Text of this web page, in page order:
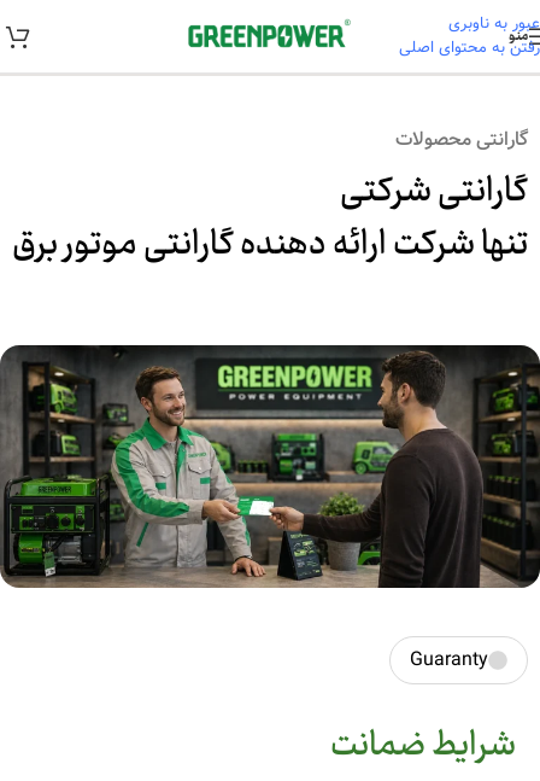
عبور به ناوبری
رفتن به محتوای اصلی
منو
خانه/ گارانتی
گارانتی محصولات
گارانتی شرکتی
تنها شرکت ارائه دهنده گارانتی موتور برق
Guaranty
شرایط ضمانت